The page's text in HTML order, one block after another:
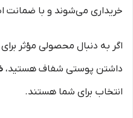
خریداری می‌شوند و با ضمانت
اگر به دنبال محصولی مؤثر
داشتن پوستی شفاف هستید،
انتخاب برای شما هستند.